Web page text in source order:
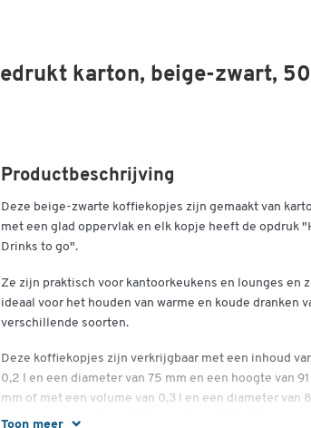
karton, beige-zwart, 50
Toon meer
Productbeschrijving
Deze beige-zwarte koffiekopjes zijn gemaakt van
met een glad oppervlak en elk kopje heeft de opdruk
Drinks to go".
Ze zijn praktisch voor kantoorkeukens en lounges en
ideaal voor het houden van warme en koude dranken
verschillende soorten.
Deze koffiekopjes zijn verkrijgbaar met een inhoud
0,2 l en een diameter van 75 mm en een hoogte van 91
mm of met een volume van 0,3 l en een diameter van
mm en een hoogte van 116 mm, elk met 50 stuks.